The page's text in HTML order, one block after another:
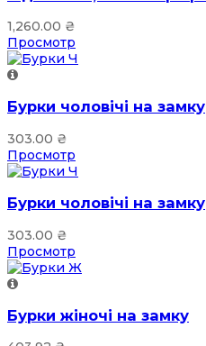
1,260.00 ₴
Просмотр
Бурки чоловічі на замку
303.00 ₴
Просмотр
Бурки чоловічі на замку
303.00 ₴
Просмотр
Бурки жіночі на замку